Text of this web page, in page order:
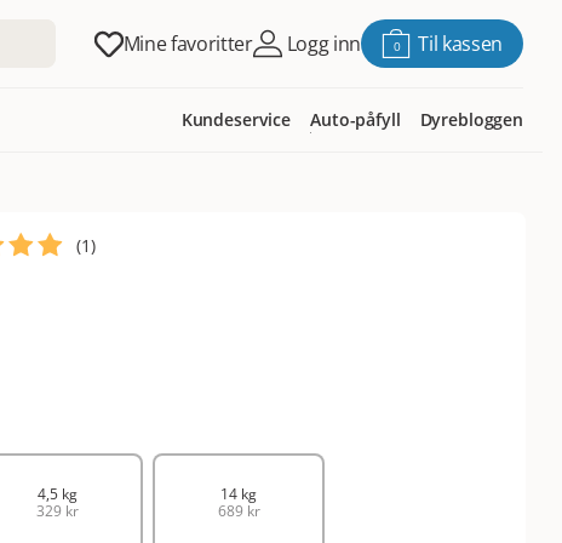
Mine favoritter Logg inn 0 Til kassen
Kundeservice Auto-påfyll Dyrebloggen
(1)
4,5 kg
329 kr
14 kg
689 kr